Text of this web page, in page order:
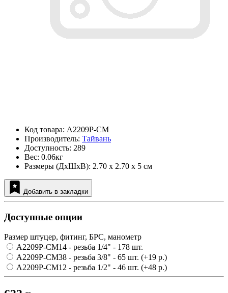
Код товара: A2209P-CM
Производитель: Тайвань
Доступность: 289
Вес: 0.06кг
Размеры (ДxШxВ): 2.70 x 2.70 x 5 см
Добавить в закладки
Доступные опции
Размер штуцер, фитинг, БРС, манометр
A2209P-CM14 - резьба 1/4" - 178 шт.
A2209P-CM38 - резьба 3/8" - 65 шт. (+19 р.)
A2209P-CM12 - резьба 1/2" - 46 шт. (+48 р.)